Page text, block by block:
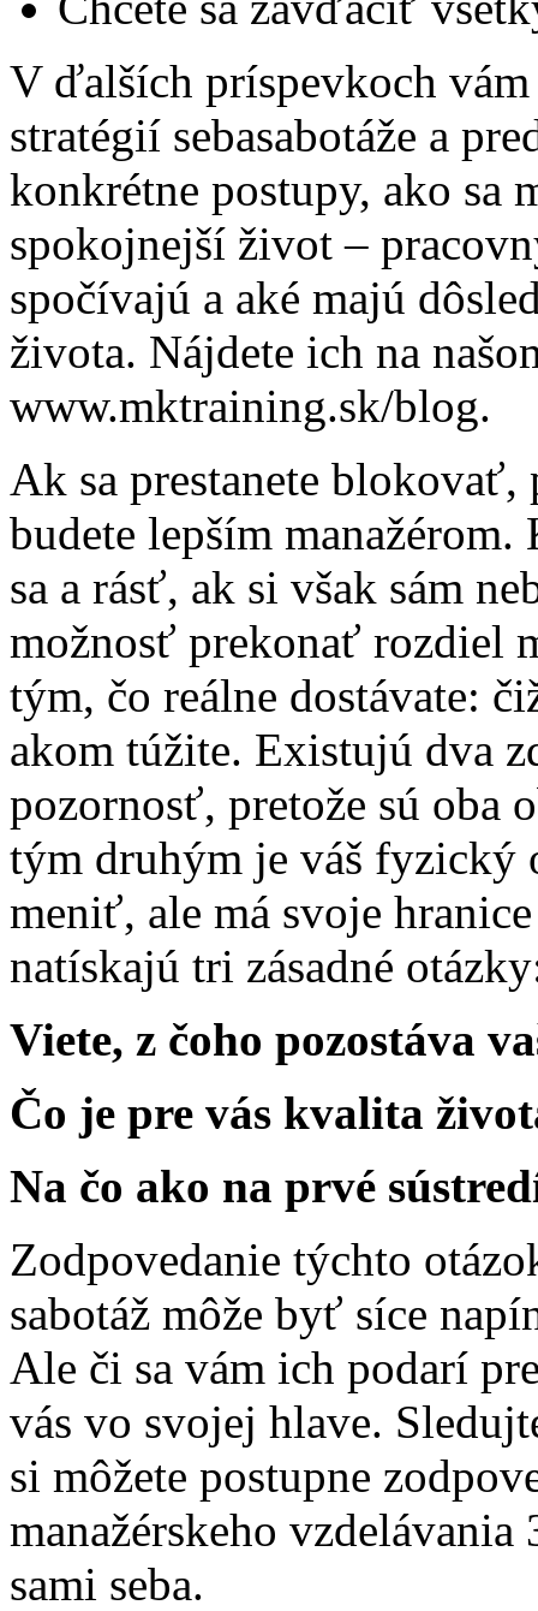
V ďalších príspevkoch
stratégií sebasabotáže a
konkrétne postupy, ako sa
spokojnejší život –
spočívajú a aké majú
života. Nájdete ich na
www.mktraining.sk/blog.
Ak sa prestanete
budete lepším
sa a rásť, ak si však sám
možnosť prekonať rozdiel
tým, čo reálne dostávate:
akom túžite. Existujú dva
pozornosť, pretože sú oba
tým druhým je váš fyzický
meniť, ale má svoje
natískajú tri zásadné
Viete, z čoho pozostáva
Čo je pre vás kvalita
Na čo ako na prvé
Zodpovedanie týchto
sabotáž môže byť síce
Ale či sa vám ich podarí
vás vo svojej hlave.
si môžete postupne
manažérskeho vzdelávania
sami seba.